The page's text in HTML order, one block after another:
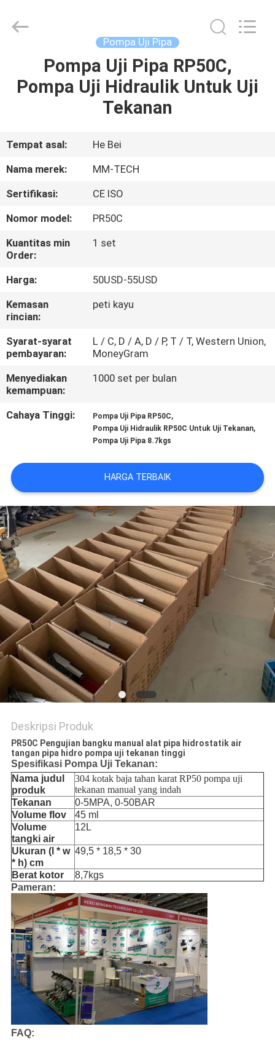
RUMAH
TENTANG
KAMI
TUR
PABRIK
KONTROL
KUALITAS
HUBUNGI
KAMI
BLOG
PERMINTAAN
PENAWARAN
SITEMAP
PRIVACY
POLICY
Mingmai
Technology
Pompa Uji Pipa
Pompa Uji Pipa RP50C,
Pompa Uji Hidraulik Untuk Uji
Tekanan
Tempat asal:
He Bei
Nama merek:
MM-TECH
Sertifikasi:
CE ISO
Nomor model:
PR50C
Kuantitas min
Order:
1 set
Harga:
50USD-55USD
Kemasan
rincian:
peti kayu
Syarat-syarat
pembayaran:
L / C, D / A, D / P, T / T, Western Union,
MoneyGram
Menyediakan
kemampuan:
1000 set per bulan
Cahaya Tinggi: Pompa Uji Pipa RP50C,
Pompa Uji Hidraulik RP50C Untuk Uji Tekanan,
Pompa Uji Pipa 8.7kgs
HARGA TERBAIK
Deskripsi Produk
PR50C Pengujian bangku manual alat pipa hidrostatik air
tangan pipa hidro pompa uji tekanan tinggi
Spesifikasi Pompa Uji Tekanan:
Nama judul
produk
304 kotak baja tahan karat RP50 pompa uji
tekanan manual yang indah
Tekanan
0-5MPA, 0-50BAR
Volume flov
45 ml
Volume
tangki air
12L
Ukuran (l * w
* h) cm
49,5 * 18,5 * 30
Berat kotor
8,7kgs
Pameran:
FAQ: